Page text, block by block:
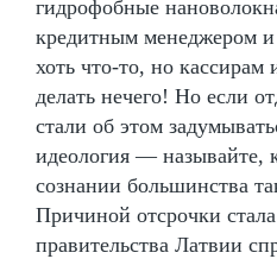
гидрофобные
кредитным менеджером и
хоть что-то, но
делать нечего! Но если
стали об этом
идеология — называйте,
сознании большинства
Причиной отсрочки
правительства Латвии